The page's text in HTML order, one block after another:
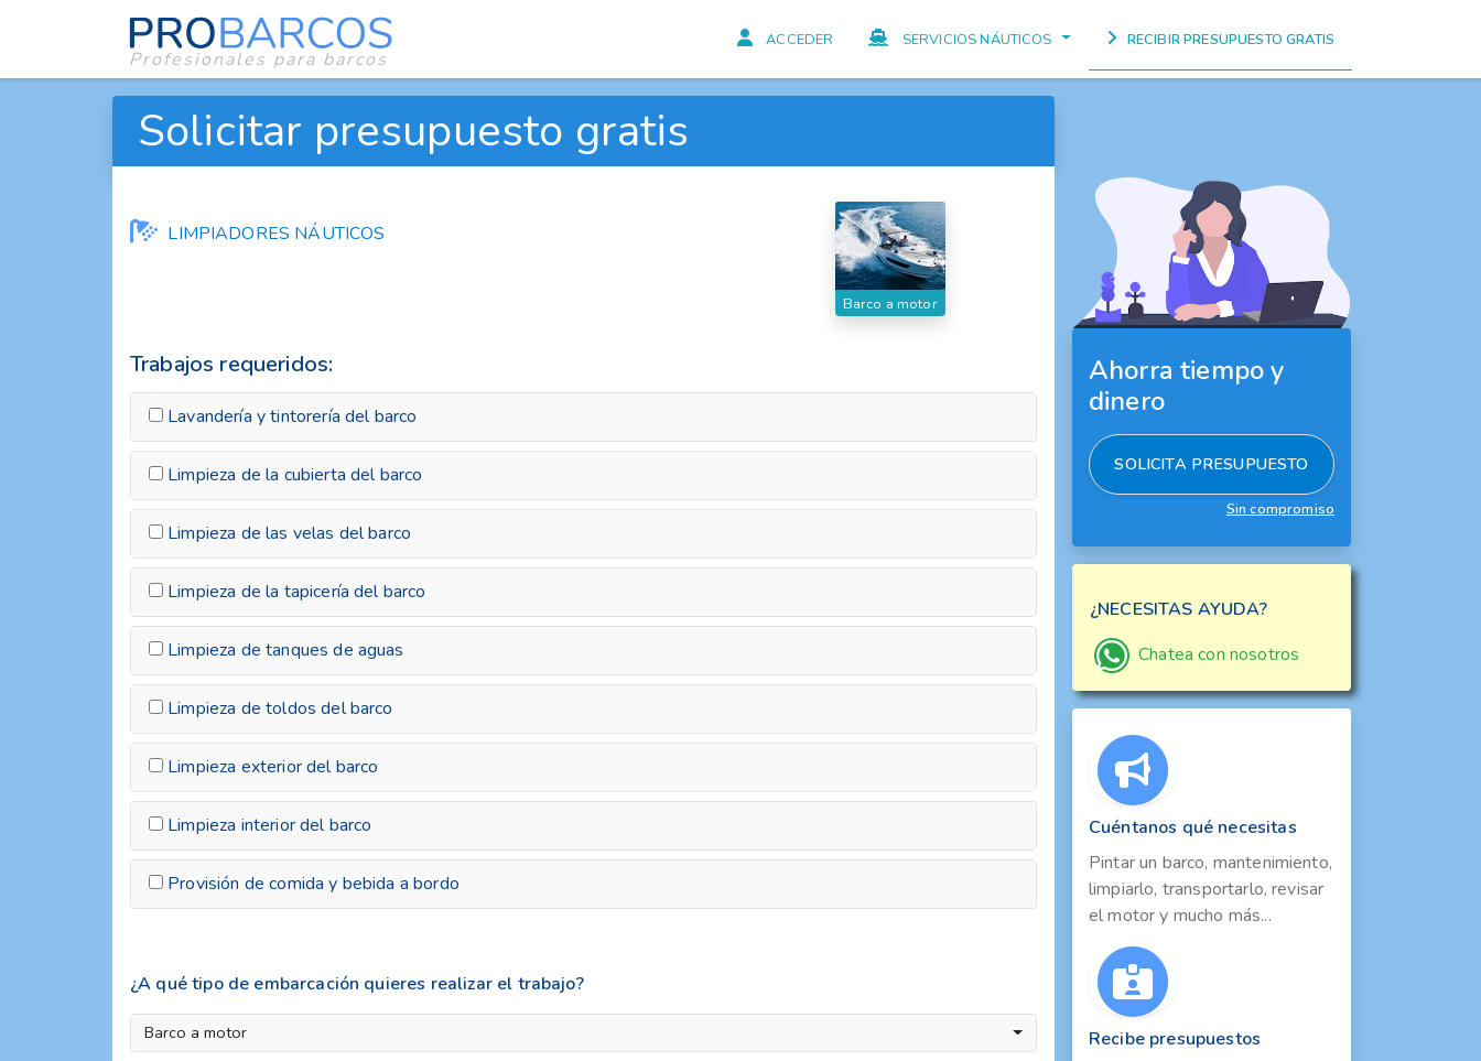
Profesionales para barcos
ACCEDER SERVICIOS NÁUTICOS RECIBIR PRESUPUESTO GRATIS
Solicitar presupuesto gratis
LIMPIADORES NÁUTICOS
Barco a motor
Trabajos requeridos:
Lavandería y tintorería del barco
Limpieza de la cubierta del barco
Limpieza de las velas del barco
Limpieza de la tapicería del barco
Limpieza de tanques de aguas
Limpieza de toldos del barco
Limpieza exterior del barco
Limpieza interior del barco
Provisión de comida y bebida a bordo
¿A qué tipo de embarcación quieres realizar el trabajo?
Barco a motor
Ahorra tiempo y
dinero
SOLICITA PRESUPUESTO
Sin compromiso
¿NECESITAS AYUDA?
Chatea con nosotros
Cuéntanos qué necesitas
Pintar un barco, mantenimiento,
limpiarlo, transportarlo, revisar
el motor y mucho más...
Recibe presupuestos